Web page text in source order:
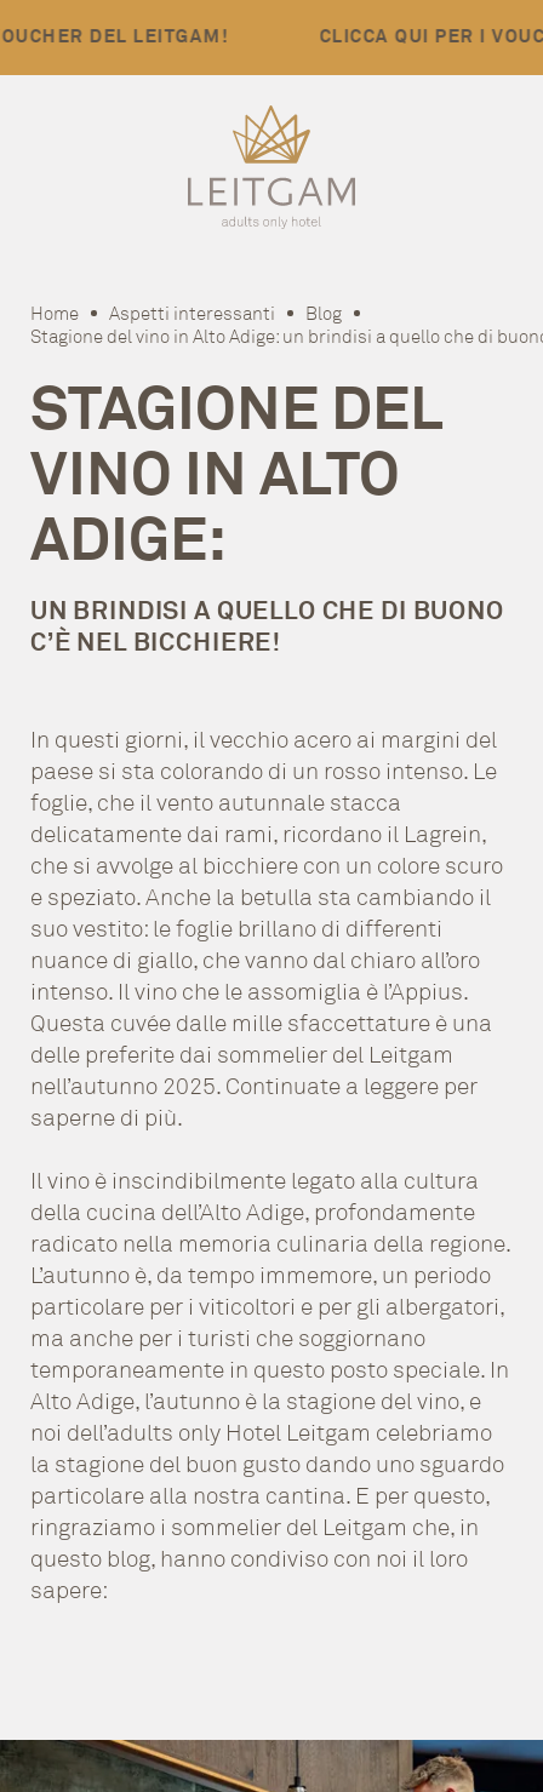
DEL LEITGAM! CLICCA QUI PER I VOUCHER
Home Aspetti interessanti
Blog
Stagione del vino in Alto Adige: un brindisi a quello che di
STAGIONE DEL
VINO IN ALTO
ADIGE:
UN BRINDISI A QUELLO CHE DI BUONO
C’È NEL BICCHIERE!
In questi giorni, il vecchio acero ai margini del
paese si sta colorando di un rosso intenso. Le
foglie, che il vento autunnale stacca
delicatamente dai rami, ricordano il Lagrein,
che si avvolge al bicchiere con un colore scuro
e speziato. Anche la betulla sta cambiando il
suo vestito: le foglie brillano di differenti
nuance di giallo, che vanno dal chiaro all’oro
intenso. Il vino che le assomiglia è l’Appius.
Questa cuvée dalle mille sfaccettature è una
delle preferite dai sommelier del Leitgam
nell’autunno 2025. Continuate a leggere per
saperne di più.
Il vino è inscindibilmente legato alla cultura
della cucina dell’Alto Adige, profondamente
radicato nella memoria culinaria della regione.
L’autunno è, da tempo immemore, un periodo
particolare per i viticoltori e per gli albergatori,
ma anche per i turisti che soggiornano
temporaneamente in questo posto speciale. In
Alto Adige, l’autunno è la stagione del vino, e
noi dell’adults only Hotel Leitgam celebriamo
la stagione del buon gusto dando uno sguardo
particolare alla nostra cantina. E per questo,
ringraziamo i sommelier del Leitgam che, in
questo blog, hanno condiviso con noi il loro
sapere: